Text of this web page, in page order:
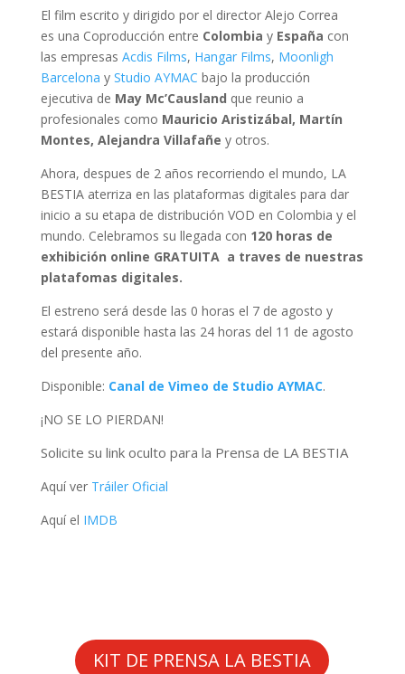
El film escrito y dirigido por el director Alejo Correa
es una Coproducción entre Colombia y España con
las empresas Acdis Films, Hangar Films, Moonligh
Barcelona y Studio AYMAC bajo la producción
ejecutiva de May Mc’Causland que reunio a
profesionales como Mauricio Aristizábal, Martín
Montes, Alejandra Villafañe y otros.
Ahora, despues de 2 años recorriendo el mundo, LA
BESTIA aterriza en las plataformas digitales para dar
inicio a su etapa de distribución VOD en Colombia y el
mundo. Celebramos su llegada con 120 horas de
exhibición online GRATUITA a traves de nuestras
platafomas digitales.
El estreno será desde las 0 horas el 7 de agosto y
estará disponible hasta las 24 horas del 11 de agosto
del presente año.
Disponible: Canal de Vimeo de Studio AYMAC.
¡NO SE LO PIERDAN!
Solicite su link oculto para la Prensa de LA BESTIA
Aquí ver Tráiler Oficial
Aquí el IMDB
KIT DE PRENSA LA BESTIA